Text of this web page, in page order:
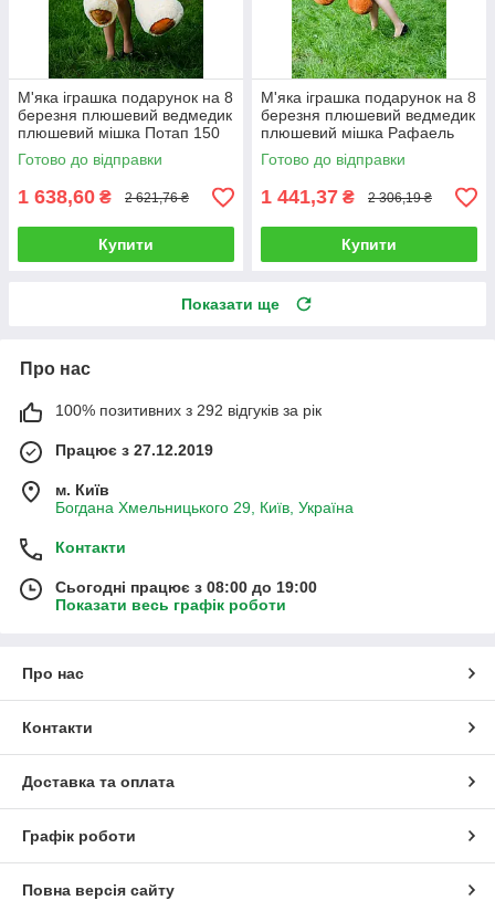
М'яка іграшка подарунок на 8
березня плюшевий ведмедик
плюшевий мішка Потап 150
см Кремовий
Готово до відправки
1 638,60 ₴ 2 621,76 ₴
Купити
М'яка іграшка подарунок на 8
березня плюшевий ведмедик
плюшевий мішка Рафаель
140 см Коричневий
Готово до відправки
1 441,37 ₴ 2 306,19 ₴
Купити
Показати ще
Про нас
100% позитивних з 292 відгуків за рік
Працює з 27.12.2019
м. Київ
Богдана Хмельницького 29, Київ, Україна
Контакти
Сьогодні працює з 08:00 до 19:00
Показати весь графік роботи
Про нас
Контакти
Доставка та оплата
Графік роботи
Повна версія сайту